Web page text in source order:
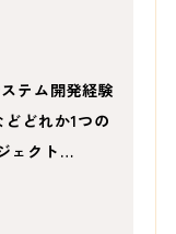
テム開発経験
どれか1つの
ェクト…